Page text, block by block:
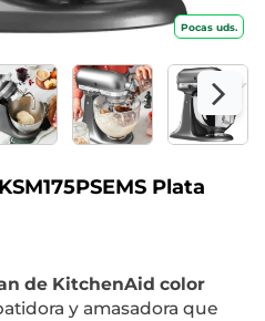
Pocas uds.
Plata
de KitchenAid color
y amasadora que